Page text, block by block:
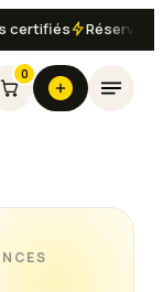
Réservation
0